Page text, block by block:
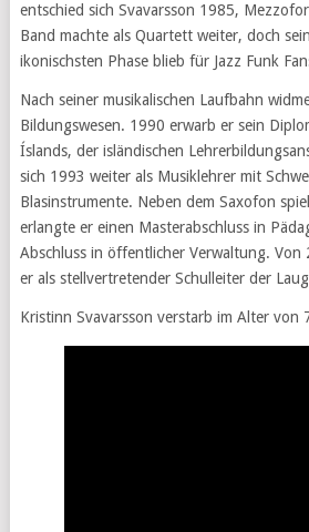
entschied sich Svavarsson 1985,
Band machte als Quartett weiter, doch
ikonischsten Phase blieb für Jazz Funk
Nach seiner musikalischen Laufbahn
Bildungswesen. 1990 erwarb er sein
Íslands, der isländischen
sich 1993 weiter als Musiklehrer mit
Blasinstrumente. Neben dem Saxofon
erlangte er einen Masterabschluss in
Abschluss in öffentlicher Verwaltung.
er als stellvertretender Schulleiter der
Kristinn Svavarsson verstarb im Alter von